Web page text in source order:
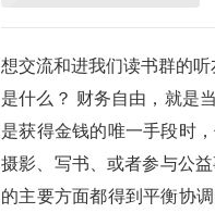
想交流和进我们读书群的
是什么？ 财务自由，就是
是获得金钱的唯一手段时
摄影、写书、或者参与公
的主要方面都得到平衡协